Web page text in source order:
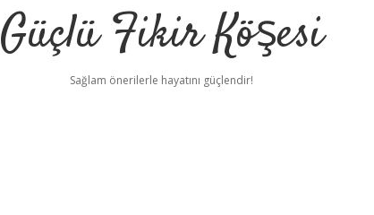
Güçlü Fikir Köşesi
Sağlam önerilerle hayatını güçlendir!